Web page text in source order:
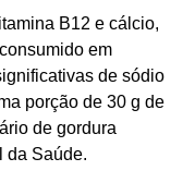
B12 e cálcio,
em
de sódio
porção de 30 g de
de gordura
da Saúde.